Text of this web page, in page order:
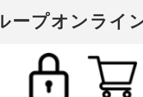
ープオンライ